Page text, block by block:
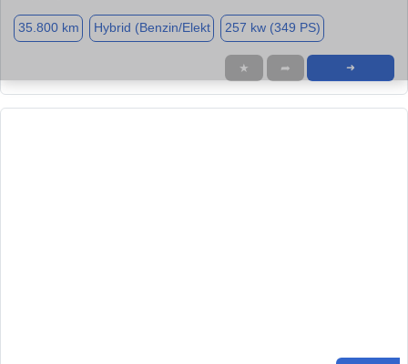
35.800 km Hybrid (Benzin/Elekt 257 kw (349 PS)
★ ➦ ➜